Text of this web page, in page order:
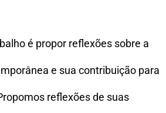
é propor reflexões sobre a
e sua contribuição para
reflexões de suas